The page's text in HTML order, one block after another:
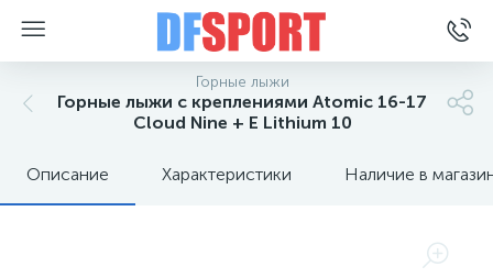
Горные лыжи
Горные лыжи с креплениями Atomic 16-17
Cloud Nine + E Lithium 10
Описание Характеристики Наличие в